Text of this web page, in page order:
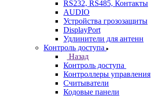
RS232, RS485, Контакты
AUDIO
Устройства грозозащиты
DisplayPort
Удлинители для антенн
Контроль доступа
Назад
Контроль доступа
Контроллеры управления
Считыватели
Кодовые панели